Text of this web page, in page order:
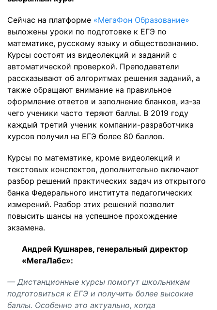
Сейчас на платформе «МегаФон Образование»
выложены уроки по подготовке к ЕГЭ по
математике, русскому языку и обществознанию.
Курсы состоят из видеолекций и заданий с
автоматической проверкой. Преподаватели
рассказывают об алгоритмах решения заданий, а
также обращают внимание на правильное
оформление ответов и заполнение бланков, из-за
чего ученики часто теряют баллы. В 2019 году
каждый третий ученик компании-разработчика
курсов получил на ЕГЭ более 80 баллов.
Курсы по математике, кроме видеолекций и
текстовых конспектов, дополнительно включают
разбор решений практических задач из открытого
банка Федерального института педагогических
измерений. Разбор этих решений позволит
повысить шансы на успешное прохождение
экзамена.
Андрей Кушнарев, генеральный директор
«МегаЛабс»:
— Дистанционные курсы помогут школьникам
подготовиться к ЕГЭ и получить более высокие
баллы. Особенно это актуально, когда